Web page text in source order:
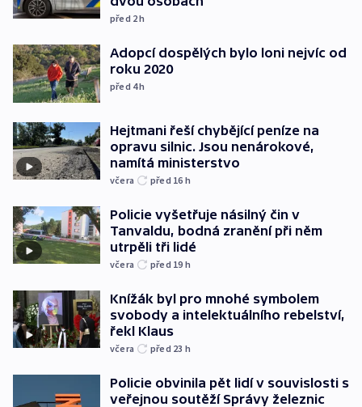
před 2h
Adopcí dospělých bylo loni nejvíc od
roku 2020
před 4h
Hejtmani řeší chybějící peníze na
opravu silnic. Jsou nenárokové,
namítá ministerstvo
včera před 16 h
Policie vyšetřuje násilný čin v
Tanvaldu, bodná zranění při něm
utrpěli tři lidé
včera před 19 h
Knížák byl pro mnohé symbolem
svobody a intelektuálního rebelství,
řekl Klaus
včera před 23 h
Policie obvinila pět lidí v souvislosti s
veřejnou soutěží Správy železnic